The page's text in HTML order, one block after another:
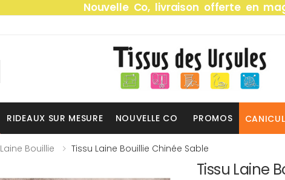
Nouvelle Co, livraison offerte en
RIDEAUX SUR MESURE NOUVELLE CO PROMOS
Laine Bouillie Tissu Laine Bouillie Chinée Sable
Tissu Laine